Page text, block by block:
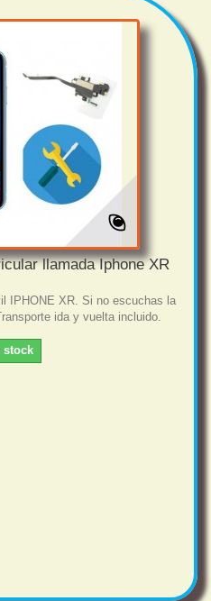
llamada Iphone XR
IPHONE XR. Si no escuchas la
ida y vuelta incluido.
stock